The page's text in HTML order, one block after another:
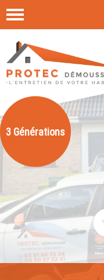
3 Générations